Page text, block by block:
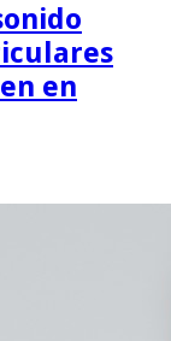
en